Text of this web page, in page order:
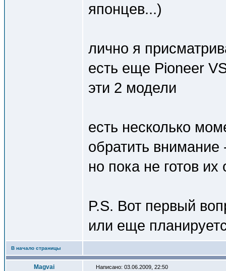
японцев...)
лично я
есть еще Pioneer
эти 2 модели
есть несколько
обратить внимание
но пока не готов их
P.S. Вот первый
или еще
В начало страницы
Magvai Написано: 03.06.2009, 22:50